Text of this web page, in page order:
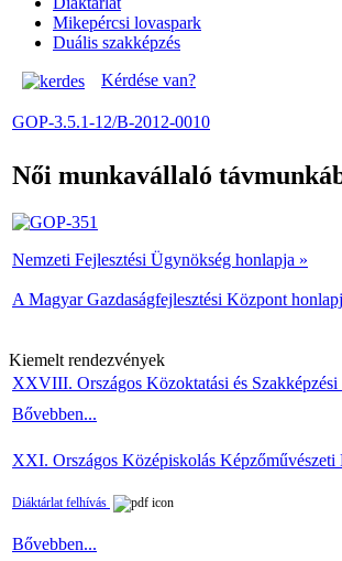
Mikepércsi lovaspark
Duális szakképzés
Kérdése van?
GOP-3.5.1-12/B-2012-0010
Női munkavállaló
Nemzeti Fejlesztési Ügynökség honlapja »
A Magyar Gazdaságfejlesztési Központ
Kiemelt rendezvények
XXVIII. Országos Közoktatási és
Bővebben...
XXI. Országos Középiskolás
Diáktárlat felhívás
Bővebben...